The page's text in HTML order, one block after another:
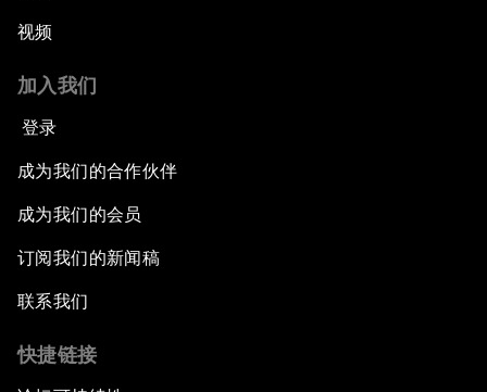
视频
加入我们
登录
成为我们的合作伙伴
成为我们的会员
订阅我们的新闻稿
联系我们
快捷链接